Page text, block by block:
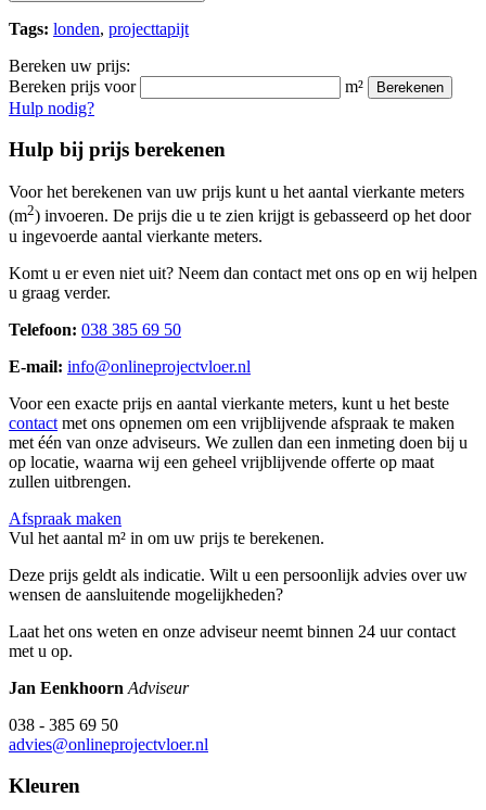
Tags: londen, projecttapijt
Bereken uw prijs:
Bereken prijs voor
m² Berekenen
Hulp nodig?
Hulp bij prijs berekenen
Voor het berekenen van uw prijs kunt u het aantal vierkante meters
(m2) invoeren. De prijs die u te zien krijgt is gebasseerd op het door
u ingevoerde aantal vierkante meters.
Komt u er even niet uit? Neem dan contact met ons op en wij helpen
u graag verder.
Telefoon: 038 385 69 50
E-mail: info@onlineprojectvloer.nl
Voor een exacte prijs en aantal vierkante meters, kunt u het beste
contact met ons opnemen om een vrijblijvende afspraak te maken
met één van onze adviseurs. We zullen dan een inmeting doen bij u
op locatie, waarna wij een geheel vrijblijvende offerte op maat
zullen uitbrengen.
Afspraak maken
Vul het aantal m² in om uw prijs te berekenen.
Deze prijs geldt als indicatie. Wilt u een persoonlijk advies over uw
wensen de aansluitende mogelijkheden?
Laat het ons weten en onze adviseur neemt binnen 24 uur contact
met u op.
Jan Eenkhoorn Adviseur
038 - 385 69 50
advies@onlineprojectvloer.nl
Kleuren